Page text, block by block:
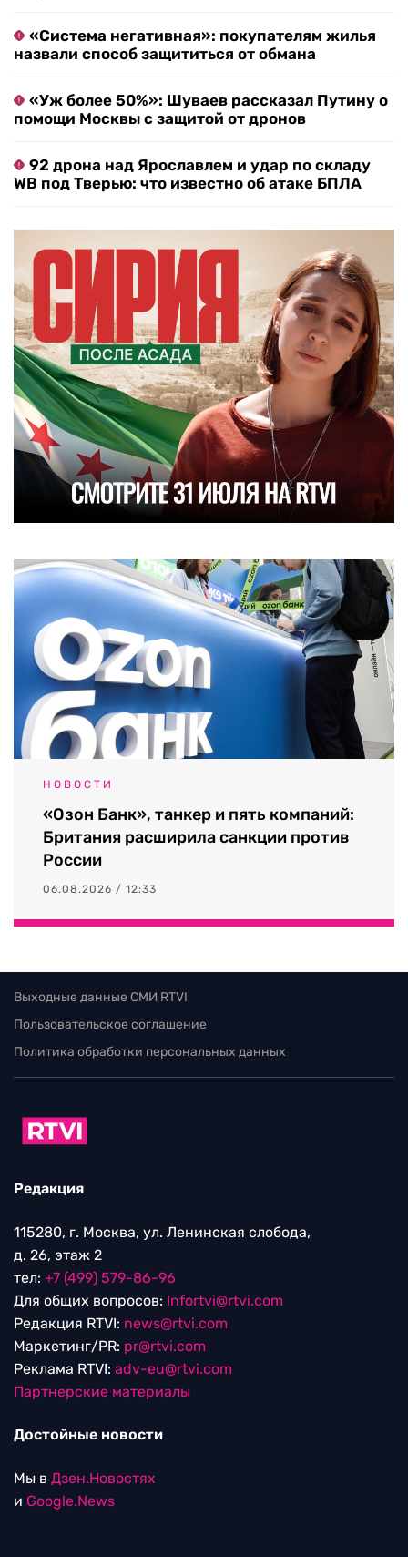
«Система негативная»: покупателям жилья
назвали способ защититься от обмана
«Уж более 50%»: Шуваев рассказал Путину о
помощи Москвы с защитой от дронов
92 дрона над Ярославлем и удар по складу
WB под Тверью: что известно об атаке БПЛА
НОВОСТИ
«Озон Банк», танкер и пять компаний:
Британия расширила санкции против
России
06.08.2026 / 12:33
Выходные данные СМИ RTVI
Пользовательское соглашение
Политика обработки персональных данных
Редакция
115280, г. Москва, ул. Ленинская слобода,
д. 26, этаж 2
тел: +7 (499) 579-86-96
Для общих вопросов: Infortvi@rtvi.com
Редакция RTVI: news@rtvi.com
Маркетинг/PR: pr@rtvi.com
Реклама RTVI: adv-eu@rtvi.com
Партнерские материалы
Достойные новости
Мы в Дзен.Новостях
и Google.News